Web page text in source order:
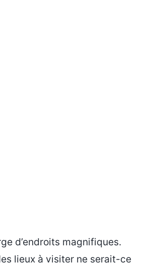
d’endroits magnifiques.
lieux à visiter ne serait-ce